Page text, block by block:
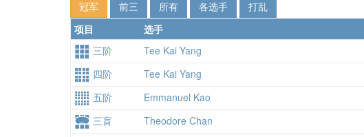
冠军 前三 所有 各选手
打乱
项目
选手
三阶
Tee Kai Yang
四阶 Tee Kai Yang
五阶 Emmanuel Kao
三盲 Theodore Chan